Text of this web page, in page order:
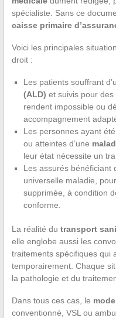
spécialiste. Sans ce
caisse primaire
Voici les principales
droit :
Les patients souffrant
(ALD) et suivis pour
rendent impossible ou
accompagnement
Les personnes ayant été
ou atteintes d’une
leur état nécessite un
Les assurés bénéficiant
universelle maladie,
supprimée, à condition
conforme.
La réalité du transport
elle englobe aussi les
traitements spécifiques qui
temporairement. Chaque
la pathologie et du
Dans tous ces cas, le
conventionné, VSL ou